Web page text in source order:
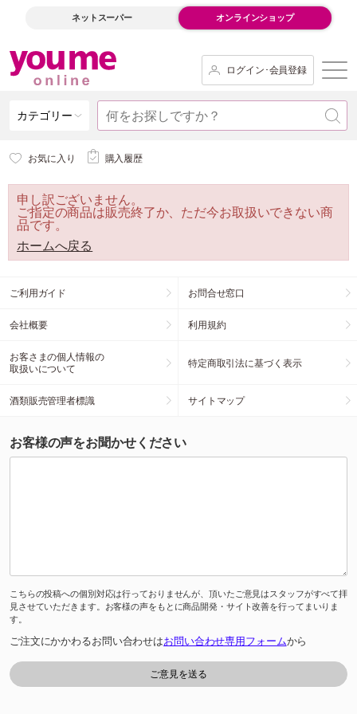
ネットスーパー オンラインショップ
ログイン･会員登録
カテゴリー
お気に入り 購入履歴
申し訳ございません。
ご指定の商品は販売終了か、ただ今お取扱いできない商
品です。
ホームへ戻る
ご利用ガイド お問合せ窓口
会社概要 利用規約
お客さまの個人情報の
取扱いについて
特定商取引法に基づく表示
酒類販売管理者標識 サイトマップ
お客様の声をお聞かせください
こちらの投稿への個別対応は行っておりませんが、頂いたご意見はスタッフがすべて拝
見させていただきます。お客様の声をもとに商品開発・サイト改善を行ってまいりま
す。
ご注文にかかわるお問い合わせはお問い合わせ専用フォームから